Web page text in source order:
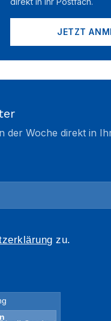
JETZT
der Woche direkt in